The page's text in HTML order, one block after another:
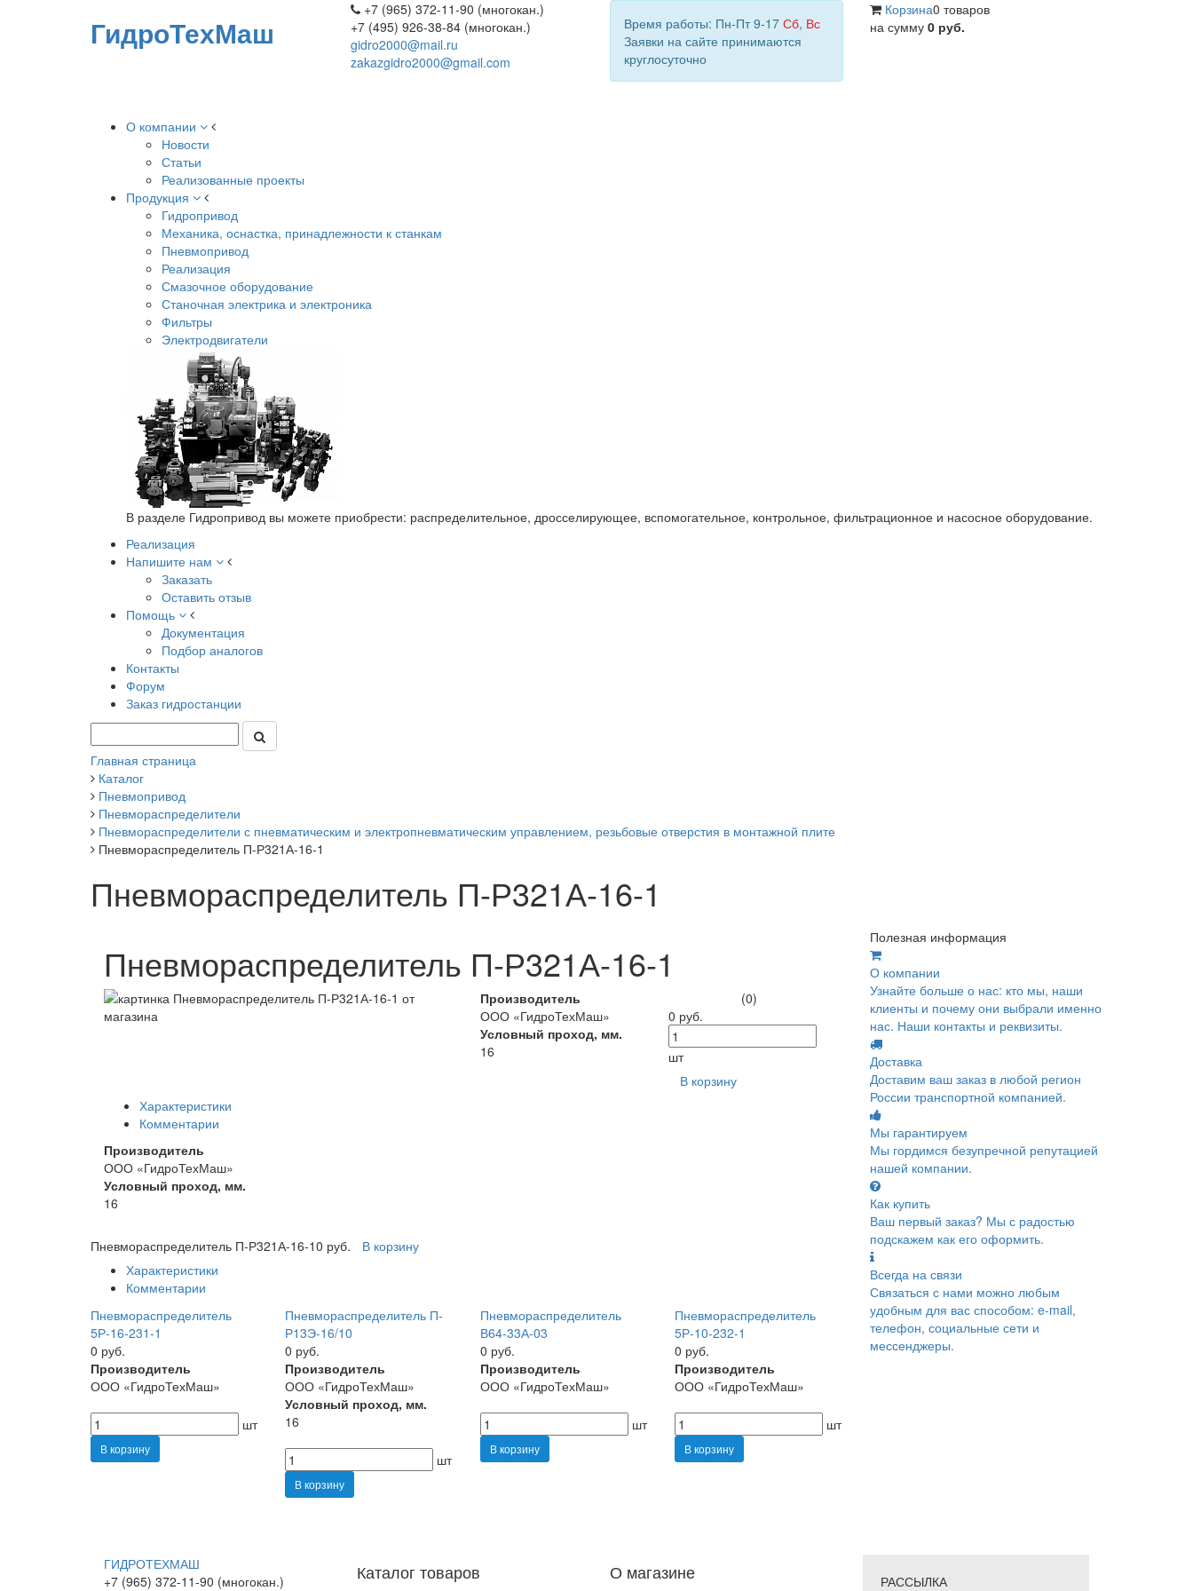
ГидроТехМаш
+7 (965) 372-11-90 (многокан.)
+7 (495) 926-38-84 (многокан.)
gidro2000@mail.ru
zakazgidro2000@gmail.com
Время работы: Пн-Пт 9-17 Сб, Вс
Заявки на сайте принимаются
круглосуточно
Корзина0 товаров
на сумму 0 руб.
О компании
Новости
Статьи
Реализованные проекты
Продукция
Гидропривод
Механика, оснастка, принадлежности к станкам
Пневмопривод
Реализация
Смазочное оборудование
Станочная электрика и электроника
Фильтры
Электродвигатели
В разделе Гидропривод вы можете приобрести: распределительное, дросселирующее, вспомогательное, контрольное, фильтрационное и насосное оборудование.
Реализация
Напишите нам
Заказать
Оставить отзыв
Помощь
Документация
Подбор аналогов
Контакты
Форум
Заказ гидростанции
Главная страница
Каталог
Пневмопривод
Пневмораспределители
Пневмораспределители с пневматическим и электропневматическим управлением, резьбовые отверстия в монтажной плите
Пневмораспределитель П-Р321А-16-1
Пневмораспределитель П-Р321А-16-1
Пневмораспределитель П-Р321А-16-1
Производитель
ООО «ГидроТехМаш»
Условный проход, мм.
16
(0)
0 руб.
шт
В корзину
Характеристики
Комментарии
Производитель
ООО «ГидроТехМаш»
Условный проход, мм.
16
Пневмораспределитель П-Р321А-16-10 руб.
В корзину
Характеристики
Комментарии
Пневмораспределитель
5Р-16-231-1
0 руб.
Производитель
ООО «ГидроТехМаш»
шт
В корзину
Пневмораспределитель П-
Р13Э-16/10
0 руб.
Производитель
ООО «ГидроТехМаш»
Условный проход, мм.
16
шт
В корзину
Пневмораспределитель
В64-33А-03
0 руб.
Производитель
ООО «ГидроТехМаш»
шт
В корзину
Пневмораспределитель
5Р-10-232-1
0 руб.
Производитель
ООО «ГидроТехМаш»
шт
В корзину
Полезная информация
О компании
Узнайте больше о нас: кто мы, наши
клиенты и почему они выбрали именно
нас. Наши контакты и реквизиты.
Доставка
Доставим ваш заказ в любой регион
России транспортной компанией.
Мы гарантируем
Мы гордимся безупречной репутацией
нашей компании.
Как купить
Ваш первый заказ? Мы с радостью
подскажем как его оформить.
Всегда на связи
Связаться с нами можно любым
удобным для вас способом: e-mail,
телефон, социальные сети и
мессенджеры.
О магазине
Каталог товаров РАССЫЛКА
ГИДРОТЕХМАШ
+7 (965) 372-11-90 (многокан.)